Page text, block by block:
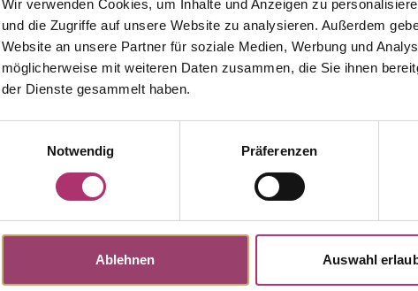
Wir verwenden Cookies, um Inhalte und Anzeigen zu
und die Zugriffe auf unsere Website zu analysieren. Außerdem
Website an unsere Partner für soziale Medien, Werbung und
möglicherweise mit weiteren Daten zusammen, die Sie ihnen
der Dienste gesammelt haben.
Notwendig
Präferenzen
Ablehnen Auswahl